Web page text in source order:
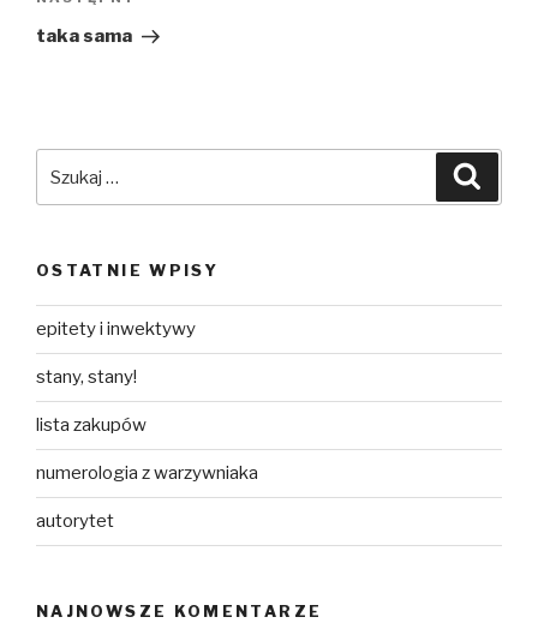
wpis
taka sama
OSTATNIE WPISY
epitety i inwektywy
stany, stany!
lista zakupów
numerologia z warzywniaka
autorytet
NAJNOWSZE KOMENTARZE